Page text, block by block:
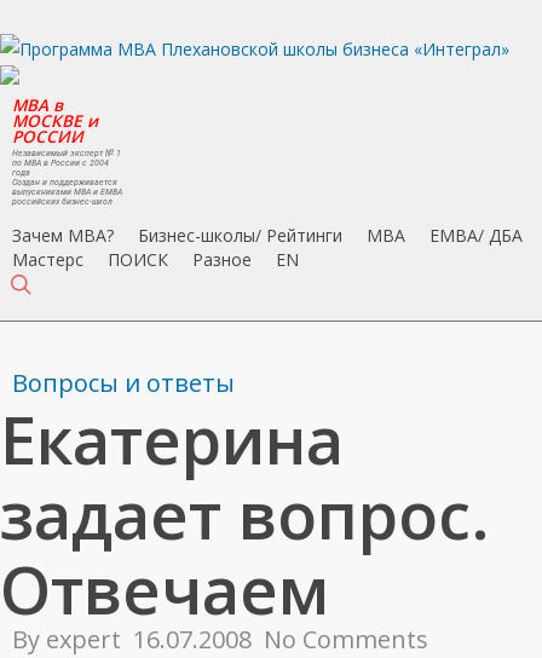
to
main
content
MBA в
МОСКВЕ и
РОССИИ
Независимый эксперт № 1
по MBA в России с 2004
года
Создан и поддерживается
выпускниками MBA и EMBA
российских бизнес-школ
Зачем MBA? Бизнес-школы/ Рейтинги MBA
EMBA/ ДБA
Мастерс
ПОИСК Разное EN
Вопросы и ответы
Екатерина
задает вопрос.
Отвечаем
By expert 16.07.2008 No Comments